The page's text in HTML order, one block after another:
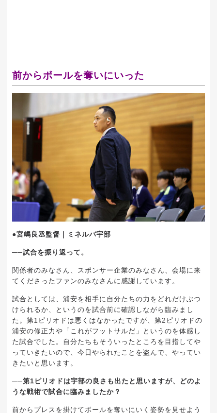
前からボールを奪いにいった
●宮嶋良丞監督｜ミネルバ宇部
──試合を振り返って。
関係者のみなさん、スポンサー企業のみなさん、会場に来
てくださったファンのみなさんに感謝しています。
試合としては、浦安を相手に自分たちの力をどれだけぶつ
けられるか、というのを試合前に確認しながら臨みまし
た。第1ピリオドは悪くはなかったですが、第2ピリオドの
浦安の修正力や「これがフットサルだ」というのを体感し
た試合でした。自分たちもそういったところを目指してや
っていきたいので、今日やられたことを盗んで、やってい
きたいと思います。
──第1ピリオドは宇部の良さも出たと思いますが、どのよ
うな戦術で試合に臨みましたか？
前からプレスを掛けてボールを奪いにいく姿勢を見せよう